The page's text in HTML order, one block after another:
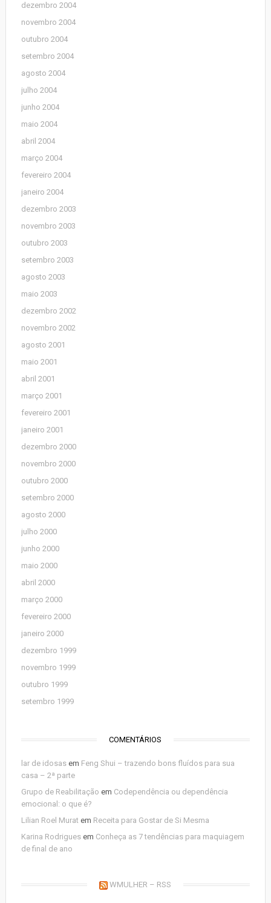
dezembro 2004
novembro 2004
outubro 2004
setembro 2004
agosto 2004
julho 2004
junho 2004
maio 2004
abril 2004
março 2004
fevereiro 2004
janeiro 2004
dezembro 2003
novembro 2003
outubro 2003
setembro 2003
agosto 2003
maio 2003
dezembro 2002
novembro 2002
agosto 2001
maio 2001
abril 2001
março 2001
fevereiro 2001
janeiro 2001
dezembro 2000
novembro 2000
outubro 2000
setembro 2000
agosto 2000
julho 2000
junho 2000
maio 2000
abril 2000
março 2000
fevereiro 2000
janeiro 2000
dezembro 1999
novembro 1999
outubro 1999
setembro 1999
COMENTÁRIOS
lar de idosasem Feng Shui – trazendo bons fluídos para sua
casa – 2ª parte
Grupo de Reabilitação em Codependência ou dependência
emocional: o que é?
Lilian Roel Muratem Receita para Gostar de Si Mesma
Karina Rodriguesem Conheça as 7 tendências para maquiagem
de final de ano
WMULHER – RSS